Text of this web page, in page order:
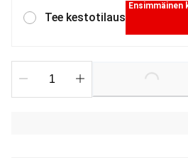
Tee kestotilaus
Ensimmäinen
Loading...